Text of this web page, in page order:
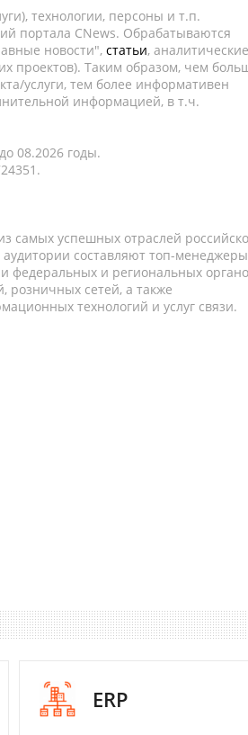
технологии, персоны и т.п.
портала CNews. Обрабатываются
новости", статьи, аналитические
проектов). Таким образом, чем
услуги, тем более информативен
информацией, в т.ч.
08.2026 годы.
самых успешных отраслей
составляют топ-
федеральных и региональных
розничных сетей, а также
технологий и услуг связи.
ERP